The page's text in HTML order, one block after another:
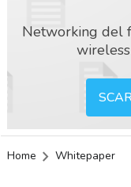
Networking del
Home Whitepaper